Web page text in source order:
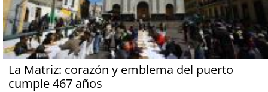
La Matriz: corazón y emblema del puerto
cumple 467 años